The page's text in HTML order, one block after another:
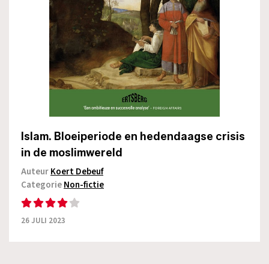
Islam. Bloeiperiode en hedendaagse crisis
in de moslimwereld
AuteurKoert Debeuf
CategorieNon-fictie
26 JULI 2023